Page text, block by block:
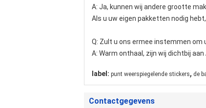
A: Ja, kunnen wij andere grootte
Als u uw eigen pakketten nodig
Q: Zult u ons ermee instemmen om
A: Warm onthaal, zijn wij dichtbij
label: punt weerspiegelende stickers, de
Contactgegevens